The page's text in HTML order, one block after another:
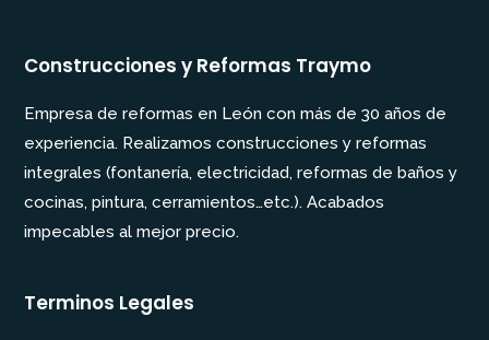
Construcciones y Reformas Traymo
Empresa de reformas en León con más de 30 años de
experiencia. Realizamos construcciones y reformas
integrales (fontanería, electricidad, reformas de baños y
cocinas, pintura, cerramientos…etc.). Acabados
impecables al mejor precio.
Terminos Legales